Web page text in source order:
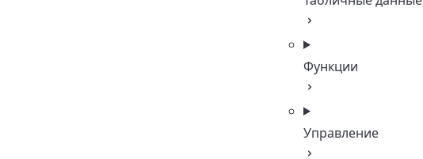
Функции
Управление